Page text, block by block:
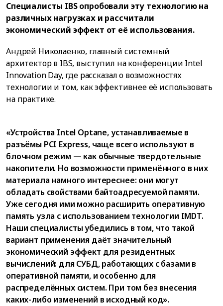
Специалисты IBS опробовали эту технологию на
различных нагрузках и рассчитали
экономический эффект от её использования.
Андрей Николаенко, главный системный
архитектор в IBS, выступил на конференции Intel
Innovation Day, где рассказал о возможностях
технологии и том, как эффективнее её использовать
на практике.
«Устройства Intel Optane, устанавливаемые в
разъёмы PCI Express, чаще всего используют в
блочном режим — как обычные твердотельные
накопители. Но возможности применённого в них
материала намного интереснее: они могут
обладать свойствами байтоадресуемой памяти.
Уже сегодня ими можно расширить оперативную
память узла с использованием технологии IMDT.
Наши специалисты убедились в том, что такой
вариант применения даёт значительный
экономический эффект для резидентных
вычислений: для СУБД, работающих с базами в
оперативной памяти, и особенно для
распределённых систем. При том без внесения
каких-либо изменений в исходный код».